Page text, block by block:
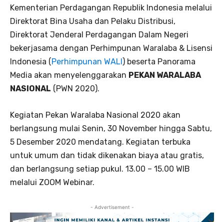
Kementerian Perdagangan Republik Indonesia melalui
Direktorat Bina Usaha dan Pelaku Distribusi,
Direktorat Jenderal Perdagangan Dalam Negeri
bekerjasama dengan Perhimpunan Waralaba & Lisensi
Indonesia (Perhimpunan WALI) beserta Panorama
Media akan menyelenggarakan PEKAN WARALABA
NASIONAL (PWN 2020).
Kegiatan Pekan Waralaba Nasional 2020 akan
berlangsung mulai Senin, 30 November hingga Sabtu,
5 Desember 2020 mendatang. Kegiatan terbuka
untuk umum dan tidak dikenakan biaya atau gratis,
dan berlangsung setiap pukul. 13.00 – 15.00 WIB
melalui ZOOM Webinar.
- Advertisement -